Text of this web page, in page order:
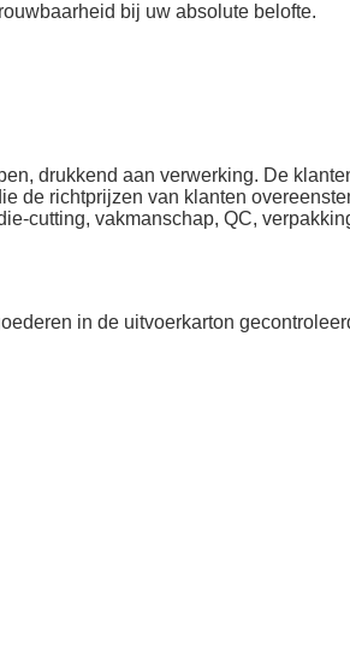
bij uw absolute belofte.
drukkend aan verwerking. De
de richtprijzen van klanten
cutting, vakmanschap, QC,
in de uitvoerkarton